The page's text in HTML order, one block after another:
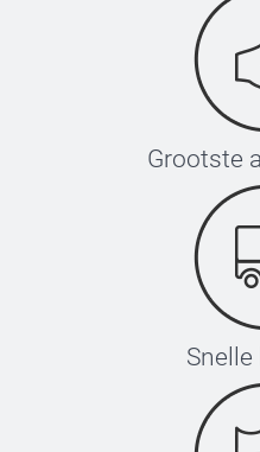
Grootste
Snelle